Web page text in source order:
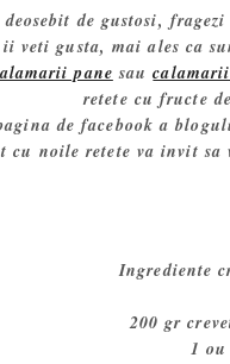
de gustosi,
ii veti gusta, mai ales ca
pane sau
retete cu fructe
de facebook a
cu noile retete va invit
Ingrediente
200 gr
1 ou